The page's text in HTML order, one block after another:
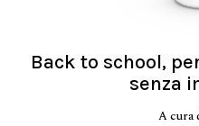
Back to school,
senza
A cura